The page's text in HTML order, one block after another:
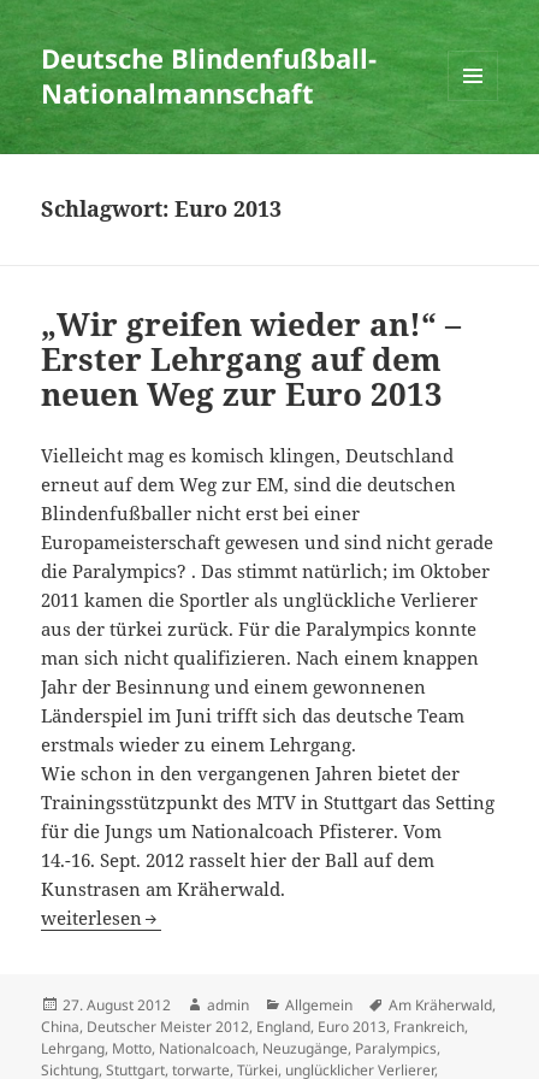
Deutsche Blindenfußball-
Nationalmannschaft
MENÜ
UND
WIDGETS
Schlagwort:Euro 2013
„Wir greifen wieder an!“ –
Erster Lehrgang auf dem
neuen Weg zur Euro 2013
Vielleicht mag es komisch klingen, Deutschland
erneut auf dem Weg zur EM, sind die deutschen
Blindenfußballer nicht erst bei einer
Europameisterschaft gewesen und sind nicht gerade
die Paralympics? . Das stimmt natürlich; im Oktober
2011 kamen die Sportler als unglückliche Verlierer
aus der türkei zurück. Für die Paralympics konnte
man sich nicht qualifizieren. Nach einem knappen
Jahr der Besinnung und einem gewonnenen
Länderspiel im Juni trifft sich das deutsche Team
erstmals wieder zu einem Lehrgang.
Wie schon in den vergangenen Jahren bietet der
Trainingsstützpunkt des MTV in Stuttgart das Setting
für die Jungs um Nationalcoach Pfisterer. Vom
14.-16. Sept. 2012 rasselt hier der Ball auf dem
Kunstrasen am Kräherwald.
„Wir greifen wieder an!“ – Erster Lehrgang auf dem
weiterlesen
Veröffentlicht
am
27. August 2012 Autor
admin Kategorien
Allgemein Schlagwörter
Am Kräherwald,
China, Deutscher Meister 2012, England, Euro 2013, Frankreich,
Lehrgang, Motto, Nationalcoach, Neuzugänge, Paralympics,
Sichtung,Stuttgart,torwarte,Türkei, unglücklicher Verlierer,